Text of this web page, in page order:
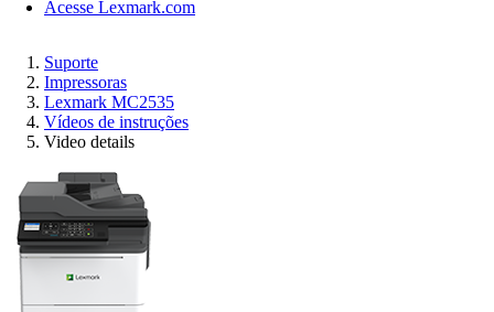
Acesse Lexmark.com
Suporte
Impressoras
Lexmark MC2535
Vídeos de instruções
Video details